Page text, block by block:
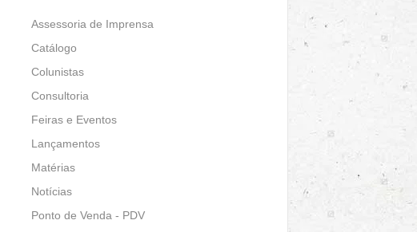
Assessoria de Imprensa
Catálogo
Colunistas
Consultoria
Feiras e Eventos
Lançamentos
Matérias
Notícias
Ponto de Venda - PDV